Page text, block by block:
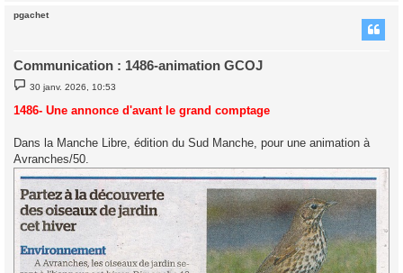
pgachet
Communication : 1486-animation GCOJ
M
e
s
s
e
30 janv. 2026, 10:53
1486- Une annonce d'avant le grand comptage
Dans la Manche Libre, édition du Sud Manche, pour une animation à
Avranches/50.